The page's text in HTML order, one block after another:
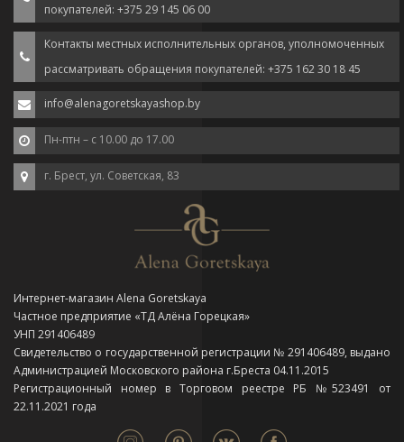
покупателей: +375 29 145 06 00
Контакты местных исполнительных органов, уполномоченных
рассматривать обращения покупателей: +375 162 30 18 45
info@alenagoretskayashop.by
Пн-птн – с 10.00 до 17.00
г. Брест, ул. Советская, 83
Интернет-магазин Alena Goretskaya
Частное предприятие «ТД Алёна Горецкая»
УНП 291406489
Свидетельство о государственной регистрации № 291406489, выдано
Администрацией Московского района г.Бреста 04.11.2015
Регистрационный номер в Торговом реестре РБ №523491 от
22.11.2021 года